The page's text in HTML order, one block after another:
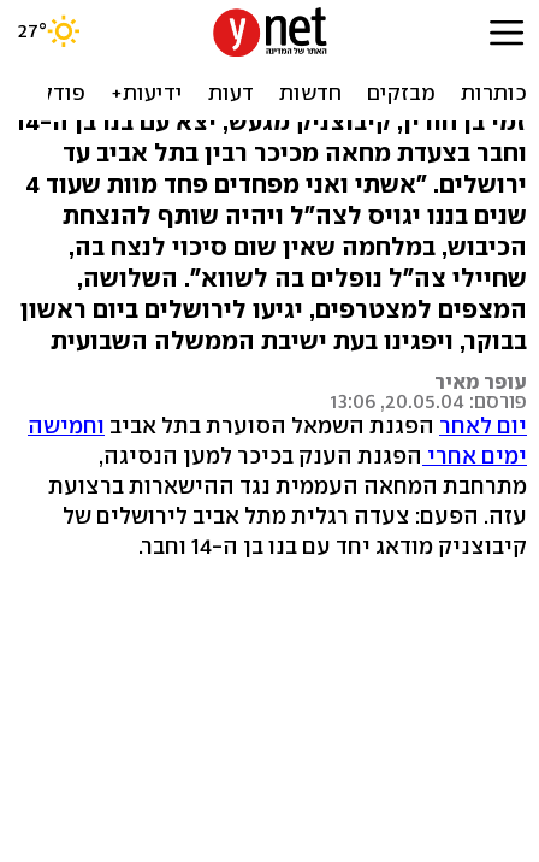
נגד הכיבוש בעזה: אזרחים
צועדים מכיכר רבין לכנסת
זמי בן חורין, קיבוצניק מגעש, יצא עם בנו בן ה-14
וחבר בצעדת מחאה מכיכר רבין בתל אביב עד
ירושלים. "אשתי ואני מפחדים פחד מוות שעוד 4
שנים בננו יגויס לצה"ל ויהיה שותף להנצחת
הכיבוש, במלחמה שאין שום סיכוי לנצח בה,
שחיילי צה"ל נופלים בה לשווא". השלושה,
המצפים למצטרפים, יגיעו לירושלים ביום ראשון
בבוקר, ויפגינו בעת ישיבת הממשלה השבועית
עופר מאיר
פורסם: 20.05.04, 13:06
יום לאחר הפגנת השמאל הסוערת בתל אביב וחמישה
ימים אחרי הפגנת הענק בכיכר למען הנסיגה,
מתרחבת המחאה העממית נגד ההישארות ברצועת
עזה. הפעם: צעדה רגלית מתל אביב לירושלים של
קיבוצניק מודאג יחד עם בנו בן ה-14 וחבר.